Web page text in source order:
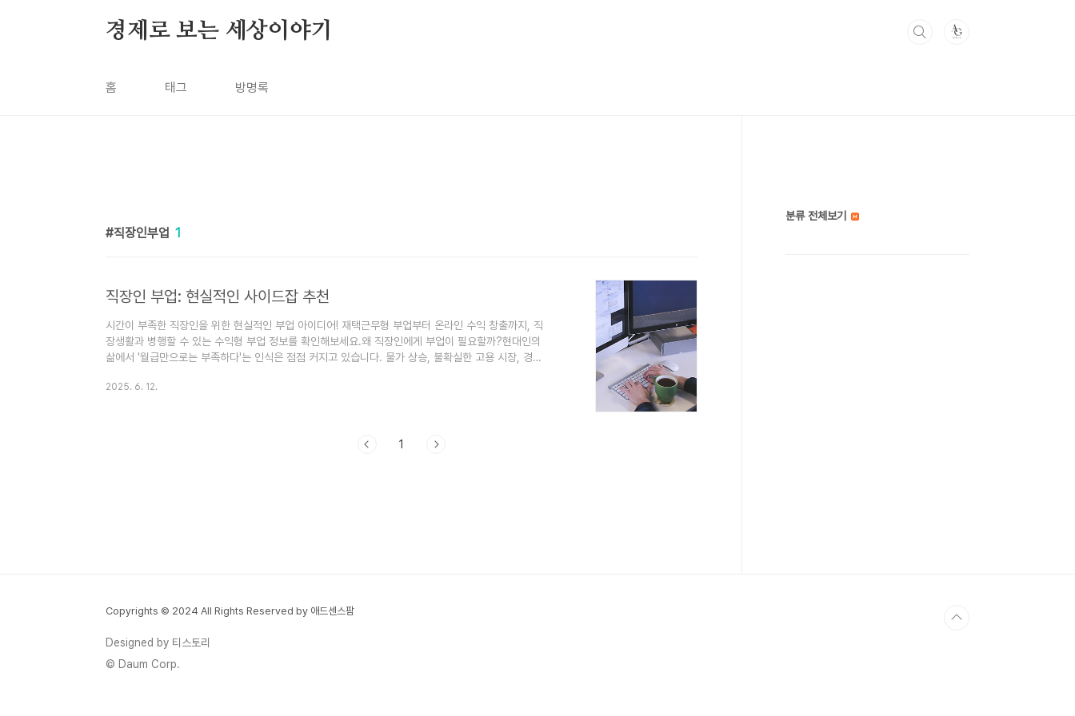
경제로 보는 세상이야기
홈 태그 방명록
직장인부업 1
직장인 부업: 현실적인 사이드잡 추천
시간이 부족한 직장인을 위한 현실적인 부업 아이디어! 재택근무형 부업부터 온라인 수익 창출까지, 직
장생활과 병행할 수 있는 수익형 부업 정보를 확인해보세요.왜 직장인에게 부업이 필요할까?현대인의
삶에서 '월급만으로는 부족하다'는 인식은 점점 커지고 있습니다. 물가 상승, 불확실한 고용 시장, 경제
할 부업 선택 기준시간 관리 용이성: 출퇴근 외 시간을 효율적으로 활용할 수 있어야 합니다.장소 제한
2025. 6. 12.
1
분류 전체보기
Copyrights © 2024 All Rights Reserved by 애드센스팜
Designed by 티스토리
© Daum Corp.